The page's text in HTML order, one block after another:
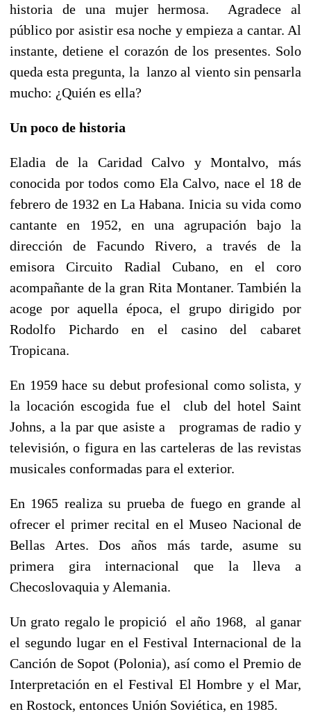
historia de una mujer hermosa. Agradece al
público por asistir esa noche y empieza a cantar. Al
instante, detiene el corazón de los presentes. Solo
queda esta pregunta, la lanzo al viento sin pensarla
mucho: ¿Quién es ella?
Un poco de historia
Eladia de la Caridad Calvo y Montalvo, más
conocida por todos como Ela Calvo, nace el 18 de
febrero de 1932 en La Habana. Inicia su vida como
cantante en 1952, en una agrupación bajo la
dirección de Facundo Rivero, a través de la
emisora Circuito Radial Cubano, en el coro
acompañante de la gran Rita Montaner. También la
acoge por aquella época, el grupo dirigido por
Rodolfo Pichardo en el casino del cabaret
Tropicana.
En 1959 hace su debut profesional como solista, y
la locación escogida fue el club del hotel Saint
Johns, a la par que asiste a programas de radio y
televisión, o figura en las carteleras de las revistas
musicales conformadas para el exterior.
En 1965 realiza su prueba de fuego en grande al
ofrecer el primer recital en el Museo Nacional de
Bellas Artes. Dos años más tarde, asume su
primera gira internacional que la lleva a
Checoslovaquia y Alemania.
Un grato regalo le propició el año 1968, al ganar
el segundo lugar en el Festival Internacional de la
Canción de Sopot (Polonia), así como el Premio de
Interpretación en el Festival El Hombre y el Mar,
en Rostock, entonces Unión Soviética, en 1985.